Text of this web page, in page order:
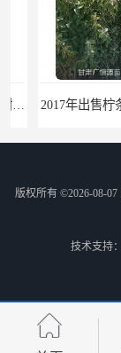
版权所有 ©2026-08-07
技术支持：